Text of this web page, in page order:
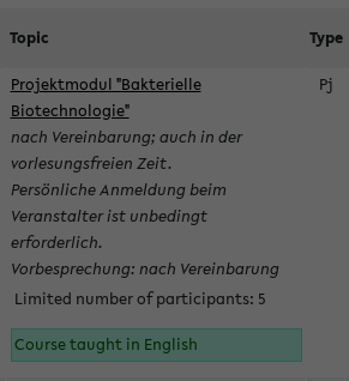
Topic Type
Projektmodul "Bakterielle
Biotechnologie"
nach Vereinbarung; auch in der
vorlesungsfreien Zeit.
Persönliche Anmeldung beim
Veranstalter ist unbedingt
erforderlich.
Vorbesprechung: nach Vereinbarung
Limited number of participants: 5
Course taught in English
Pj